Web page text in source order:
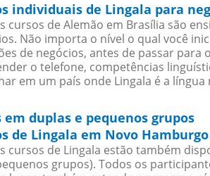
individuais de Lingala para
cursos de Alemão em Brasília são
Não importa o nível o qual você
de negócios, antes de passar
o telefone, competências
em um país onde Lingala é a língua
em duplas e pequenos grupos
de Lingala em Novo
cursos de Lingala estão também
grupos). Todos os